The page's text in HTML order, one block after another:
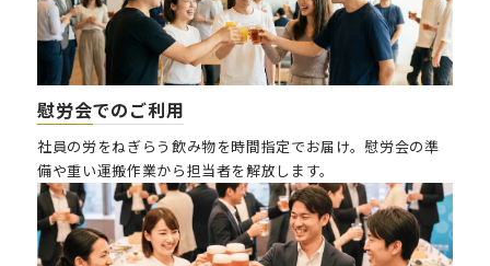
慰労会でのご利用
社員の労をねぎらう飲み物を時間指定でお届け。慰労会の準
備や重い運搬作業から担当者を解放します。